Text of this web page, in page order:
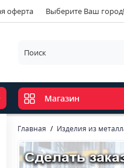
оферта Выберите Ваш город!
Магазин
Главная Изделия из